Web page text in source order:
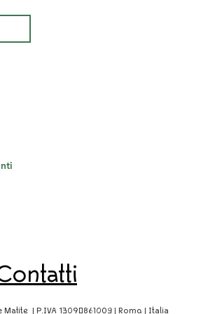
| P.IVA 13090861009 | Roma | Italia